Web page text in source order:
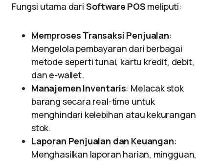
Fungsi utama dari Software POS meliputi:
Memproses Transaksi Penjualan:
Mengelola pembayaran dari berbagai
metode seperti tunai, kartu kredit, debit,
dan e-wallet.
Manajemen Inventaris: Melacak stok
barang secara real-time untuk
menghindari kelebihan atau kekurangan
stok.
Laporan Penjualan dan Keuangan:
Menghasilkan laporan harian, mingguan,